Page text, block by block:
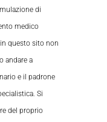
di
medico
questo sito non
andare a
e il padrone
Si
del proprio